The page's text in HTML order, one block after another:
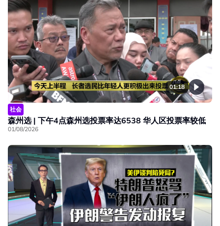
01:18
社会
森州选 | 下午4点森州选投票率达6538 华人区投票率较低
01/08/2026